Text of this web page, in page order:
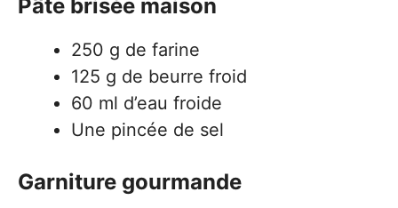
Pâte brisée maison
250 g de farine
125 g de beurre froid
60 ml d’eau froide
Une pincée de sel
Garniture gourmande